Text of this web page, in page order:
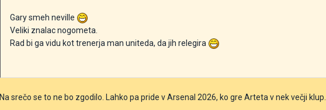
Gary smeh neville
Veliki znalac nogometa.
Rad bi ga vidu kot trenerja man uniteda, da jih relegira
Na srečo se to ne bo zgodilo. Lahko pa pride v Arsenal 2026, ko gre Arteta v nek večji klup.